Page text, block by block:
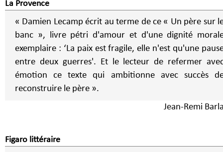
La Provence
« Damien Lecamp écrit au terme de ce « Un père sur
banc », livre pétri d'amour et d'une dignité
exemplaire : ‘La paix est fragile, elle n'est qu'une
entre deux guerres'. Et le lecteur de refermer
émotion ce texte qui ambitionne avec succès
reconstruire le père ».
Jean-Remi
Figaro littéraire